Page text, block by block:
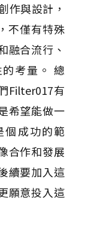
作與設計，
不僅有特殊
融合流行、
考量。 總
Filter017有
希望能做一
個成功的範
合作和發展
續要加入這
願意投入這